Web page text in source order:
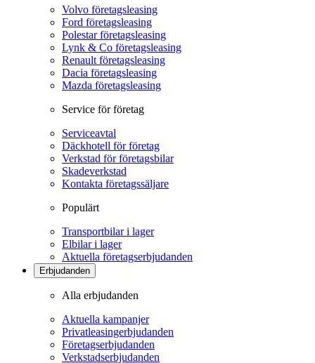
Volvo företagsleasing
Ford företagsleasing
Polestar företagsleasing
Lynk & Co företagsleasing
Renault företagsleasing
Dacia företagsleasing
Mazda företagsleasing
Service för företag
Serviceavtal
Däckhotell för företag
Verkstad för företagsbilar
Skadeverkstad
Kontakta företagssäljare
Populärt
Transportbilar i lager
Elbilar i lager
Aktuella företagserbjudanden
Erbjudanden
Alla erbjudanden
Aktuella kampanjer
Privatleasingerbjudanden
Företagserbjudanden
Verkstadserbjudanden